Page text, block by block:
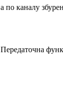
а по каналу
Передаточна